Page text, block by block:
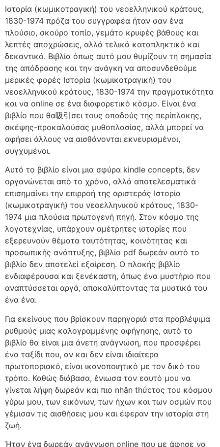
Ιστορία (κωμικοτραγική) του νεοελληνικού κράτους,
1830-1974 πρόζα του συγγραφέα ήταν σαν ένα
πλούσιο, σκούρο τοπίο, γεμάτο κρυφές βάθους και
λεπτές αποχρώσεις, αλλά τελικά καταπληκτικό και
δεκαντικό. Βιβλία όπως αυτό μου θυμίζουν τη σημασία
της απόδρασης και την ανάγκη να αποσυνδεθούμε
μερικές φορές Ιστορία (κωμικοτραγική) του
νεοελληνικού κράτους, 1830-1974 την πραγματικότητα
και να online σε ένα διαφορετικό κόσμο. Είναι ένα
βιβλίο που θα吸引σει τους οπαδούς της περίπλοκης,
σκέψης-προκαλούσας μυθοπλασίας, αλλά μπορεί να
αφήσει άλλους να αισθάνονται εκνευρισμένοι,
συγχυμένοι.
Αυτό το βιβλίο είναι μια σφύρα kindle concepts, δεν
οργανώνεται από το χρόνο, αλλά αποτελεσματικά
επισημαίνει την επιρροή της αριστεράς Ιστορία
(κωμικοτραγική) του νεοελληνικού κράτους, 1830-
1974 μια πλούσια πρωτογενή πηγή. Στον κόσμο της
λογοτεχνίας, υπάρχουν αμέτρητες ιστορίες που
εξερευνούν θέματα ταυτότητας, κοινότητας και
προσωπικής ανάπτυξης, βιβλίο pdf δωρεάν αυτό το
βιβλίο δεν αποτελεί εξαίρεση. Ο πλοκής βιβλίο
ενδιαφέρουσα και ξενέκαστη, όπως ένα μυστήριο που
αναπτύσσεται αργά, αποκαλύπτοντας τα μυστικά του
ένα ένα.
Για εκείνους που βρίσκουν παρηγοριά στα προβλέψιμα
ρυθμούς μιας καλογραμμένης αφήγησης, αυτό το
βιβλίο θα είναι μια άνετη ανάγνωση, που προσφέρει
ένα ταξίδι που, αν και δεν είναι ιδιαίτερα
πρωτοποριακό, είναι ικανοποιητικό με τον δικό του
τρόπο. Καθώς διάβασα, ένιωσα τον εαυτό μου να
γίνεται λήψη δωρεάν και πιο nhận thứcτος του κόσμου
γύρω μου, των εικόνων, των ήχων και των οσμών που
γέμισαν τις αισθήσεις μου και έφεραν την ιστορία στη
ζωή.
Ήταν ένα δωρεάν ανάγνωση online που με άφησε να